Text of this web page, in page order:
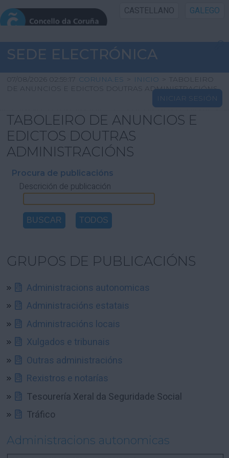
CASTELLANO GALEGO
INICIO SEDE
INICIO
INFORMACIÓN PÚBLICA
CARTAFOL CIDADÁN
UTILIDADES
AXUDA
SEDE ELECTRÓNICA
07/08/2026 02:59:17 CORUNA.ES > INICIO > TABOLEIRO
DE ANUNCIOS E EDICTOS DOUTRAS ADMINISTRACIÓNS
INICIAR SESIÓN
TABOLEIRO DE ANUNCIOS E
EDICTOS DOUTRAS
ADMINISTRACIÓNS
Procura de publicacións
Descrición de publicación
GRUPOS DE PUBLICACIÓNS
Administracions autonomicas
Administracións estatais
Administracións locais
Xulgados e tribunais
Outras administracións
Rexistros e notarías
Tesourería Xeral da Seguridade Social
Tráfico
Administracions autonomicas